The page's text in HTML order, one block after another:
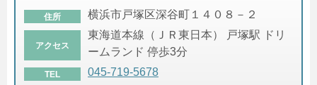
住所 横浜市戸塚区深谷町１４０８－２
アクセス
東海道本線（ＪＲ東日本） 戸塚駅 ドリ
ームランド 停歩3分
TEL 045-719-5678